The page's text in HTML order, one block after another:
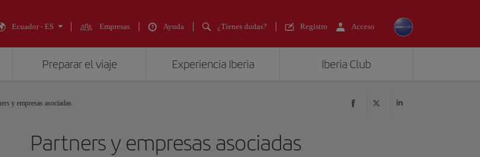
Ecuador - ES Empresas Ayuda ¿Tienes dudas? Registro Acceso
Preparar el viaje Experiencia Iberia Iberia Club
y empresas asociadas
Partners y empresas asociadas